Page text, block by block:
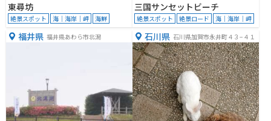
東尋坊
絶景スポット 海｜海岸｜岬 海鮮
三国サンセットビーチ
絶景スポット 絶景ロード 海｜海岸｜岬
福井県 福井県あわら市北潟 石川県 石川県加賀市永井町４３−４１